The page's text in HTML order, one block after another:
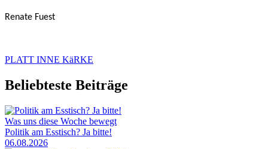
Renate Fuest
PLATT INNE KäRKE
Beliebteste Beiträge
Was uns diese Woche bewegt
Politik am Esstisch? Ja bitte!
06.08.2026